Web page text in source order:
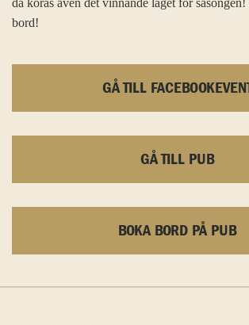
då koras även det vinnande laget för
bord!
GÅ TILL
GÅ TILL PUB
BOKA BORD PÅ PUB